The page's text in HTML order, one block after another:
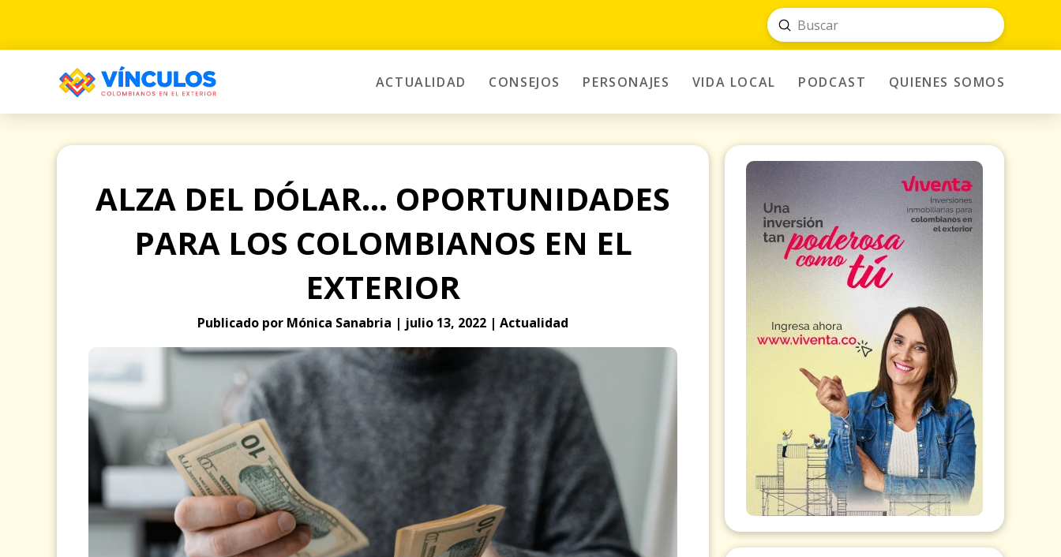
Search
Submit
ACTUALIDAD CONSEJOS PERSONAJES VIDA LOCAL PODCAST QUIENES SOMOS
ALZA DEL DÓLAR… OPORTUNIDADES
PARA LOS COLOMBIANOS EN EL
EXTERIOR
Publicado por Mónica Sanabria | julio 13, 2022 | Actualidad